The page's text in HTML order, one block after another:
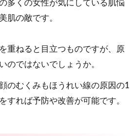
多くの女性が気にしている肌悩
肌の敵です。
重ねると目立つものですが、原
のではないでしょうか。
のむくみもほうれい線の原因の1
すれば予防や改善が可能です。